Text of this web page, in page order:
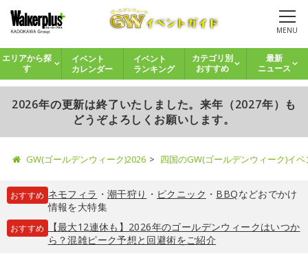
MENU
エリアから探
す
イベント
カレンダー
イベント
ランキング
カテゴリ別
おすすめ
最新
ニュース
2026年の更新は終了いたしました。来年（2027年）も
どうぞよろしくお願いします。
GW(ゴールデンウィーク)2026 四国のGW(ゴールデンウィーク)イ
おすすめ ネモフィラ ・ 潮干狩り ・ ピクニック ・ BBQなどおでかけ
情報を大特集
おすすめ
【最大12連休も】2026年のゴールデンウィークはいつか
ら？混雑ピーク予想と回避術をご紹介